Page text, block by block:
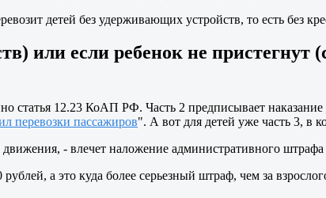
детей без удерживающих устройств, то есть без
или если ребенок не
статья 12.23 КоАП РФ. Часть 2 предписывает наказание
перевозки пассажиров". А вот для детей уже часть 3, в
- влечет наложение административного штрафа
а это куда более серьезный штраф, чем за